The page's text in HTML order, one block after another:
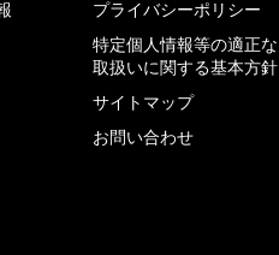
プライバシーポリシー
特定個人情報等の適正な
取扱いに関する基本方針
サイトマップ
お問い合わせ